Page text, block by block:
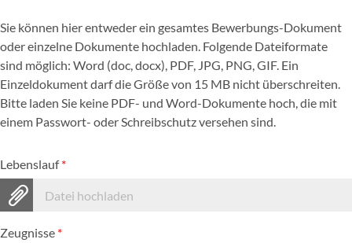
Sie können hier entweder ein gesamtes Bewerbungs-Dokument
oder einzelne Dokumente hochladen. Folgende Dateiformate
sind möglich: Word (doc, docx), PDF, JPG, PNG, GIF. Ein
Einzeldokument darf die Größe von 15 MB nicht überschreiten.
Bitte laden Sie keine PDF- und Word-Dokumente hoch, die mit
einem Passwort- oder Schreibschutz versehen sind.
Lebenslauf*
Datei hochladen
Zeugnisse *